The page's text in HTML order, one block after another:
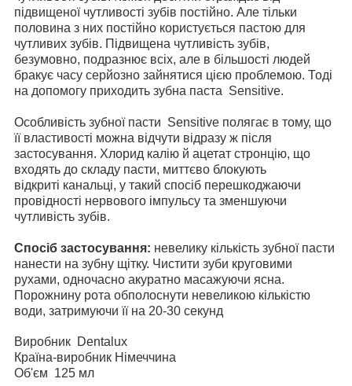
підвищеної чутливості зубів постійно. Але тільки
половина з них постійно користується пастою для
чутливих зубів. Підвищена чутливість зубів,
безумовно, подразнює всіх, але в більшості людей
бракує часу серйозно зайнятися цією проблемою. Тоді
на допомогу приходить зубна паста Sensitive.
Особливість зубної пасти Sensitive полягає в тому, що
її властивості можна відчути відразу ж після
застосування. Хлорид калію й ацетат стронцію, що
входять до складу пасти, миттєво блокують
відкриті канальці, у такий спосіб перешкоджаючи
провідності нервового імпульсу та зменшуючи
чутливість зубів.
Спосіб застосування: невелику кількість зубної пасти
нанести на зубну щітку. Чистити зуби круговими
рухами, одночасно акуратно масажуючи ясна.
Порожнину рота обполоснути невеликою кількістю
води, затримуючи її на 20-30 секунд
Виробник Dentalux
Країна-виробник Німеччина
Об'єм 125 мл